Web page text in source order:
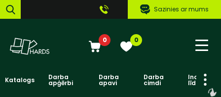
Sazinies ar mums
0 0
Katalogs Darba
apģērbi
Darba
apavi
Darba
cimdi līdzekļi